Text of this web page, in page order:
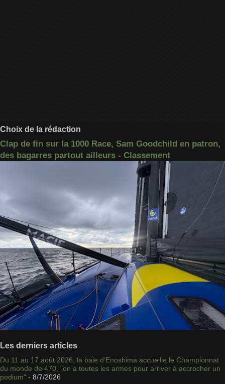
Choix de la rédaction
Clap de fin sur la 1000 Race, Sam Goodchild en patron,
des bagarres partout ailleurs - Classement
Les derniers articles
Du 11 au 17 août 2026, la baie d'Enoshima accueille le Championnat
du monde de 470, "on a toutes les armes pour arriver à accrocher un
podium" - 8/7/2026